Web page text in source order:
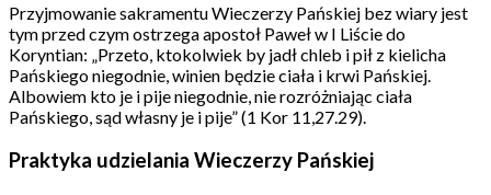
Przyjmowanie sakramentu Wieczerzy Pańskiej bez wiary jest
tym przed czym ostrzega apostoł Paweł w I Liście do
Koryntian: „Przeto, ktokolwiek by jadł chleb i pił z kielicha
Pańskiego niegodnie, winien będzie ciała i krwi Pańskiej.
Albowiem kto je i pije niegodnie, nie rozróżniając ciała
Pańskiego, sąd własny je i pije” (1 Kor 11,27.29).
Praktyka udzielania Wieczerzy Pańskiej